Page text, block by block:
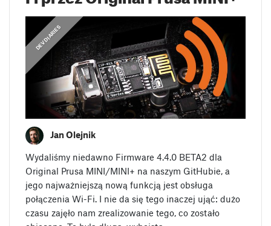
DEV DIARIES
Jan Olejnik
Wydaliśmy niedawno Firmware 4.4.0 BETA2 dla
Original Prusa MINI/MINI+ na naszym GitHubie, a
jego najważniejszą nową funkcją jest obsługa
połączenia Wi-Fi. I nie da się tego inaczej ująć: dużo
czasu zajęło nam zrealizowanie tego, co zostało